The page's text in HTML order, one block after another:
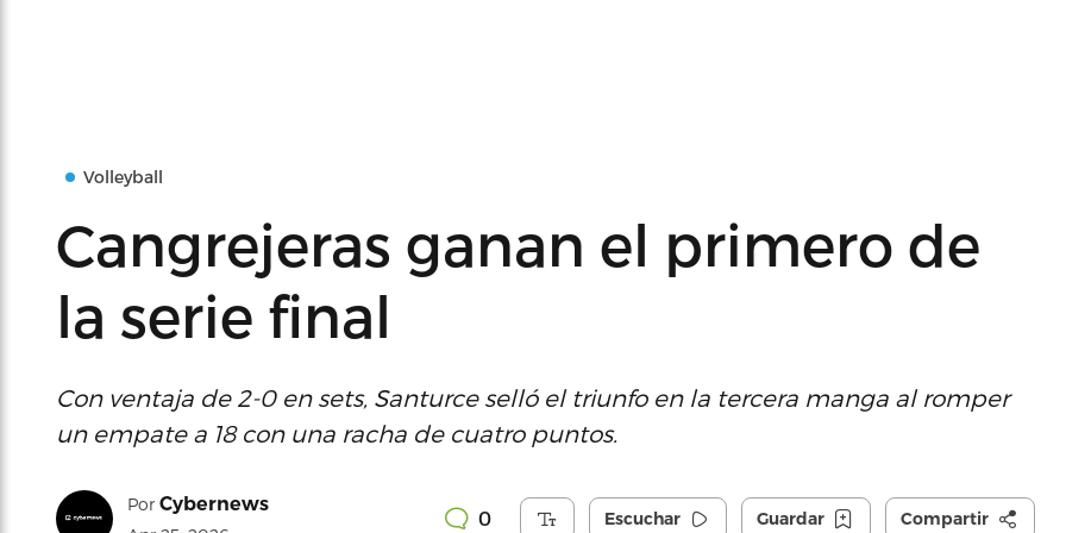
Volleyball
Cangrejeras ganan el primero de
la serie final
Con ventaja de 2-0 en sets, Santurce selló el triunfo en la tercera manga al romper
un empate a 18 con una racha de cuatro puntos.
Por Cybernews
0 Escuchar Guardar Compartir